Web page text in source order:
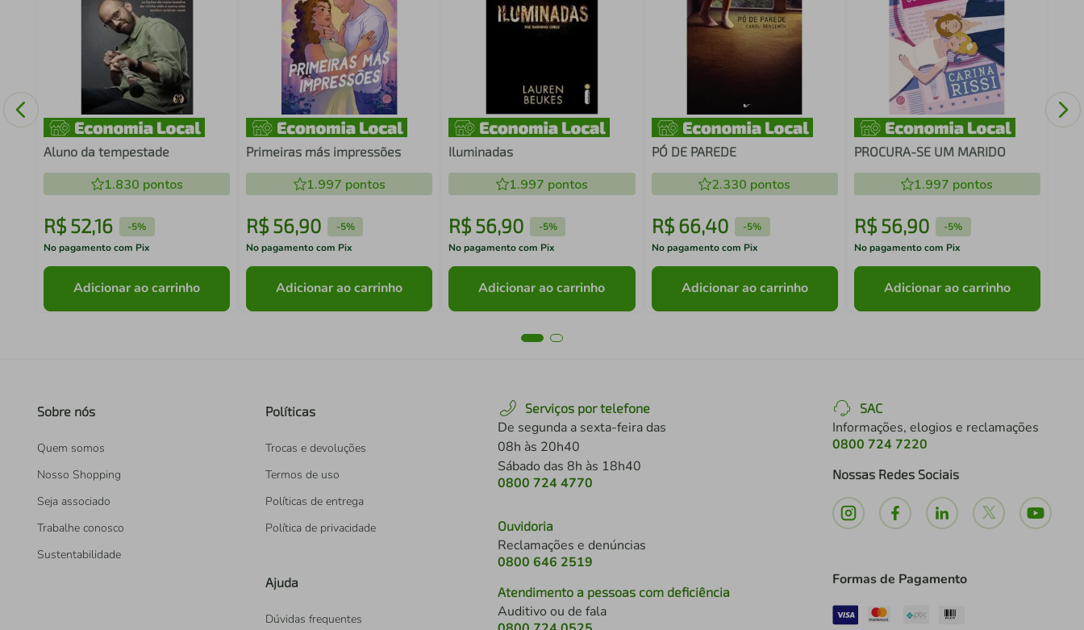
Aluno da tempestade
1.830 pontos
R$ 52,16 -5%
No pagamento com Pix
Adicionar ao carrinho
Primeiras más impressões
1.997 pontos
R$ 56,90 -5%
No pagamento com Pix
Adicionar ao carrinho
Iluminadas
1.997 pontos
R$56,90 -5%
No pagamento com Pix
Adicionar ao carrinho
PÓ DE PAREDE
2.330 pontos
R$ 66,40 -5%
No pagamento com Pix
Adicionar ao carrinho
PROCURA-SE UM MARIDO
1.997 pontos
R$ 56,90 -5%
No pagamento com Pix
Adicionar ao carrinho
Sobre nós
Quem somos
Nosso Shopping
Seja associado
Trabalhe conosco
Sustentabilidade
Políticas
Trocas e devoluções
Termos de uso
Políticas de entrega
Política de privacidade
Ajuda
Dúvidas frequentes
Serviços por telefone
De segunda a sexta-feira das
08h às 20h40
Sábado das 8h às 18h40
0800 724 4770
Ouvidoria
Reclamações e denúncias
0800 646 2519
Atendimento a pessoas com deficiência
Auditivo ou de fala
SAC
Informações, elogios e reclamações
0800 724 7220
Nossas Redes Sociais
Formas de Pagamento